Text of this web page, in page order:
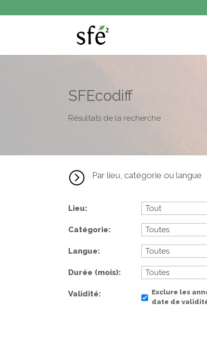
SFEcodiff
Résultats de la recherche
= Par lieu, catégorie ou langue
Lieu
Catégorie
Langue
Durée (mois)
Validité
Exclure les
date de